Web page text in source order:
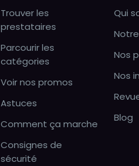
Trouver les
prestataires
Parcourir les
catégories
Voir nos promos
Astuces
Comment ça marche
Consignes de
sécurité
Qui
Nos
Nos
Blog